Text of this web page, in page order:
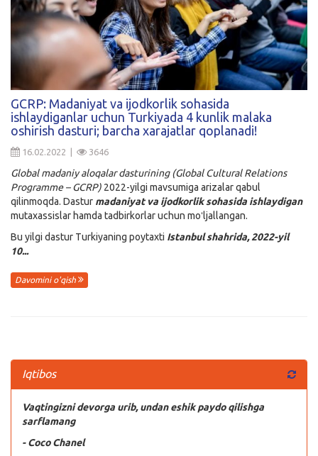
Yana
Qidirish
Kirish
GCRP: Madaniyat va ijodkorlik sohasida
ishlaydiganlar uchun Turkiyada 4 kunlik malaka
oshirish dasturi; barcha xarajatlar qoplanadi!
16.02.2022 | 3646
Global madaniy aloqalar dasturining (Global Cultural Relations
Programme – GCRP) 2022-yilgi mavsumiga arizalar qabul
qilinmoqda. Dastur madaniyat va ijodkorlik sohasida ishlaydigan
mutaxassislar hamda tadbirkorlar uchun moʻljallangan.
Bu yilgi dastur Turkiyaning poytaxti Istanbul shahrida, 2022-yil
10...
Davomini o'qish
Iqtibos
Vaqtingizni devorga urib, undan eshik paydo qilishga
sarflamang
- Coco Chanel